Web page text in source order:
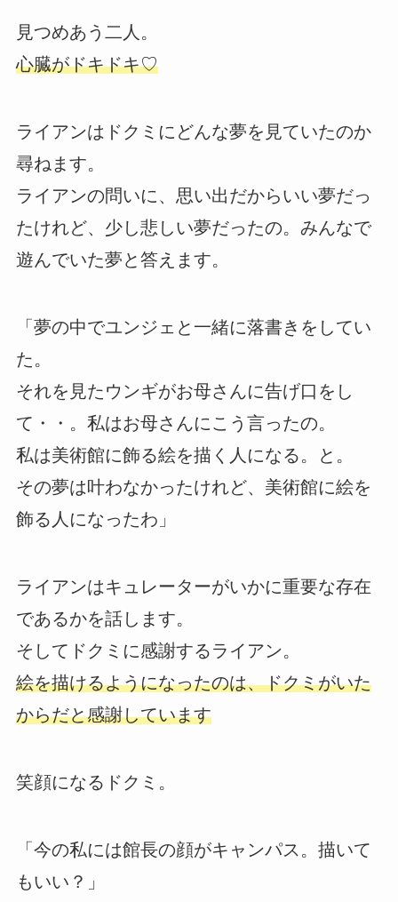
見つめあう二人。
心臓がドキドキ♡
ライアンはドクミにどんな夢を見ていたのか
尋ねます。
ライアンの問いに、思い出だからいい夢だっ
たけれど、少し悲しい夢だったの。みんなで
遊んでいた夢と答えます。
「夢の中でユンジェと一緒に落書きをしてい
た。
それを見たウンギがお母さんに告げ口をし
て・・。私はお母さんにこう言ったの。
私は美術館に飾る絵を描く人になる。と。
その夢は叶わなかったけれど、美術館に絵を
飾る人になったわ」
ライアンはキュレーターがいかに重要な存在
であるかを話します。
そしてドクミに感謝するライアン。
絵を描けるようになったのは、ドクミがいた
からだと感謝しています
笑顔になるドクミ。
「今の私には館長の顔がキャンパス。描いて
もいい？」